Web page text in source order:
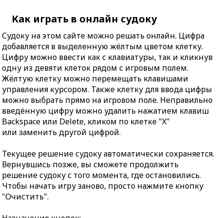
Как играть в онлайн судоку
Судоку на этом сайте можно решать онлайн. Цифра
добавляется в выделенную жёлтым цветом клетку.
Цифру можно ввести как с клавиатуры, так и кликнув
одну из девяти клеток рядом с игровым полем.
Жёлтую клетку можно перемещать клавишами
управления курсором. Также клетку для ввода цифры
можно выбрать прямо на игровом поле. Неправильно
введённую цифру можно удалить нажатием клавиш
Backspace или Delete, кликом по клетке "X"
или заменить другой цифрой.
Текущее решение судоку автоматически сохраняется.
Вернувшись позже, вы сможете продолжить
решение судоку с того момента, где остановились.
Чтобы начать игру заново, просто нажмите кнопку
"Очистить".